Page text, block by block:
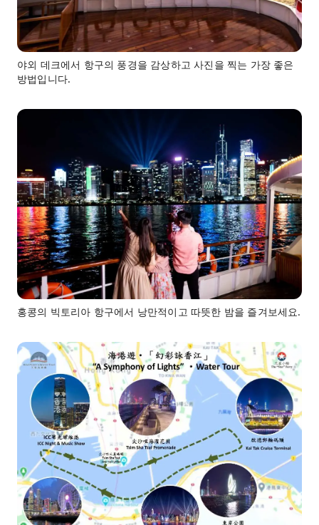
야외 데크에서 항구의 풍경을 감상하고 사진을 찍는 가장 좋은
방법입니다.
홍콩의 빅토리아 항구에서 낭만적이고 따뜻한 밤을 즐겨보세요.